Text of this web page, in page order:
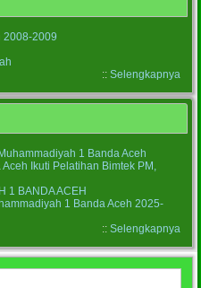
2008-2009
:: Selengkapnya
1 Banda Aceh
Ikuti Pelatihan Bimtek PM,
1 BANDA ACEH
1 Banda Aceh 2025-
:: Selengkapnya